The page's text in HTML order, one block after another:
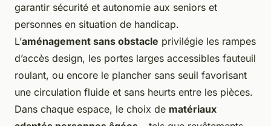
garantir sécurité et autonomie aux seniors et
personnes en situation de handicap.
L’aménagement sans obstacle privilégie les rampes
d’accès design, les portes larges accessibles fauteuil
roulant, ou encore le plancher sans seuil favorisant
une circulation fluide et sans heurts entre les pièces.
Dans chaque espace, le choix de matériaux